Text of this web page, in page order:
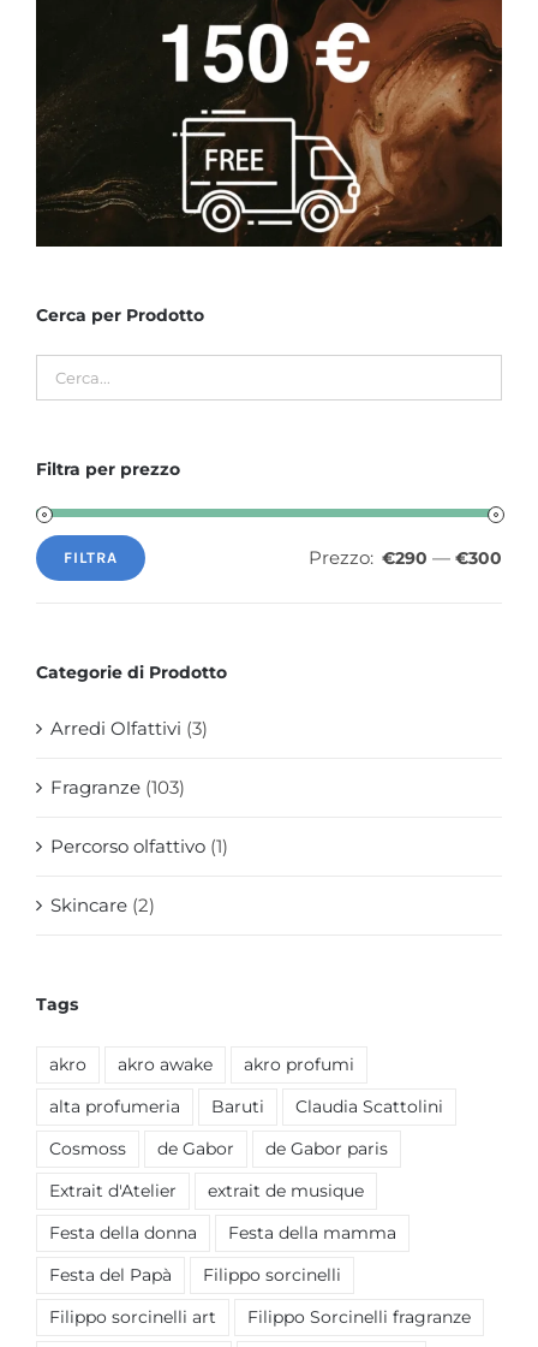
Cerca per Prodotto
Filtra per prezzo
Prezzo
Prezzo
FILTRA Prezzo: €290 — €300
Categorie di Prodotto
Arredi Olfattivi (3)
Fragranze (103)
Percorso olfattivo (1)
Skincare (2)
Tags
akro akro awake akro profumi
alta profumeria Baruti Claudia Scattolini
Cosmoss de Gabor de Gabor paris
Extrait d'Atelier extrait de musique
Festa della donna Festa della mamma
Festa del Papà Filippo sorcinelli
Filippo sorcinelli art Filippo Sorcinelli fragranze